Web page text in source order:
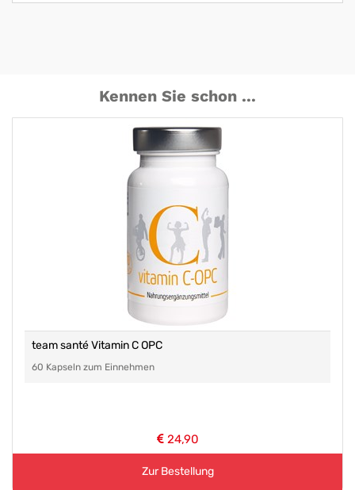
Kennen Sie schon ...
team santé Vitamin C OPC
60 Kapseln zum Einnehmen
24,90
Zur Bestellung